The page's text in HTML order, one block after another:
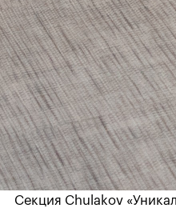
Секция Chulakov